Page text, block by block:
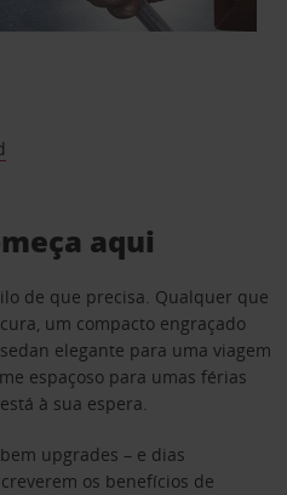
aqui
de que precisa. Qualquer que
um compacto engraçado
elegante para uma viagem
espaçoso para umas férias
à sua espera.
upgrades – e dias
os benefícios de